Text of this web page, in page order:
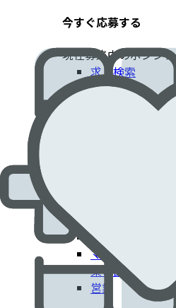
今すぐ応募する​
現在募集中のポジシ
求人検索
採用情報
患者さんに貢献する
フィールドク
製造工場
マーケティング
薬事部門
営業